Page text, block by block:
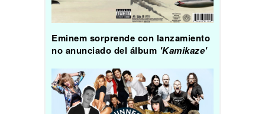
Eminem sorprende con lanzamiento
no anunciado del álbum 'Kamikaze'